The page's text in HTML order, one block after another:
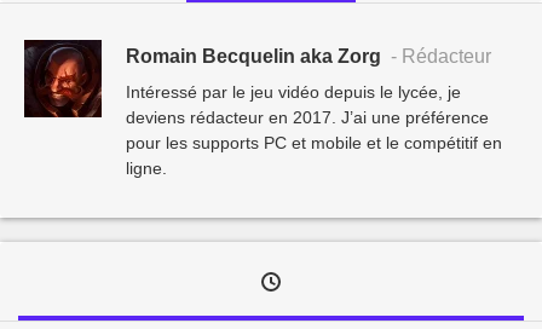
Romain Becquelin aka Zorg - Rédacteur
Intéressé par le jeu vidéo depuis le lycée, je
deviens rédacteur en 2017. J’ai une préférence
pour les supports PC et mobile et le compétitif en
ligne.